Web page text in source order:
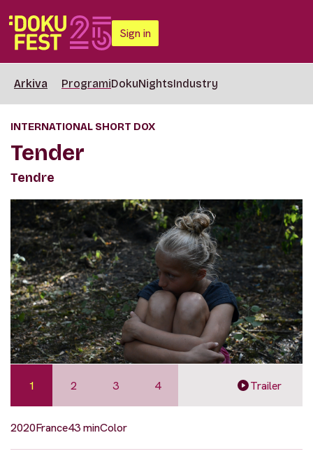
Sign in
Arkiva ProgramiDokuNightsIndustry
INTERNATIONAL SHORT DOX
Tender
Tendre
1 2 3 4 Trailer
2020France43 minColor